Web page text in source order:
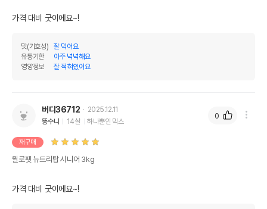
가격 대비 굿이에요~!
맛(기호성)
잘 먹어요
유통기한
아주 넉넉해요
영양정보
잘 적혀있어요
버디36712
2025.12.11
똥수니
14살 하나뿐인 믹스
재구매
윌로펫 뉴트리탑 시니어 3kg
가격 대비 굿이에요~!
0